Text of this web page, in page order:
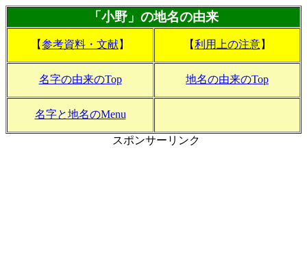
「小野」の地名の由来
【参考資料・文献】 【利用上の注意】
名字の由来のTop 地名の由来のTop
名字と地名のMenu
スポンサーリンク